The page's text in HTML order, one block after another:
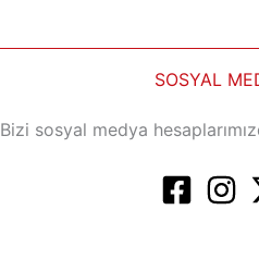
SOSYAL
Bizi sosyal medya